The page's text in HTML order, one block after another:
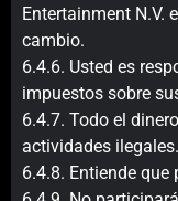
Entertainment N.V.
cambio.
6.4.6. Usted es
impuestos sobre
6.4.7. Todo el
actividades ilegales.
6.4.8. Entiende que